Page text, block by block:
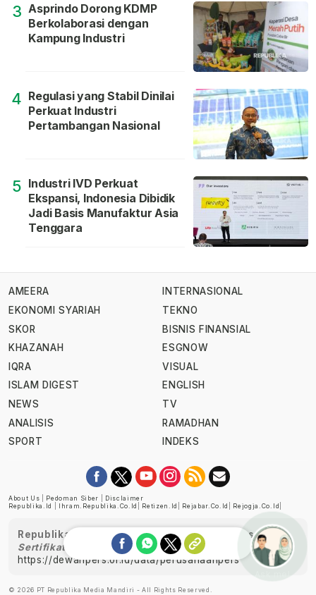
3 Asprindo Dorong KDMP
Berkolaborasi dengan
Kampung Industri
4 Regulasi yang Stabil Dinilai
Perkuat Industri
Pertambangan Nasional
5 Industri IVD Perkuat
Ekspansi, Indonesia Dibidik
Jadi Basis Manufaktur Asia
Tenggara
AMEERA
EKONOMI SYARIAH
SKOR
KHAZANAH
IQRA
ISLAM DIGEST
NEWS
ANALISIS
SPORT
INTERNASIONAL
TEKNO
BISNIS FINANSIAL
ESGNOW
VISUAL
ENGLISH
TV
RAMADHAN
INDEKS
About Us Pedoman Siber
Disclaimer
Republika.id
Ihram.republika.co.id Retizen.id Rejabar.co.id Rejogja.co.id
Republika telah diverifikasi oleh Dewan Pers
Sertifikat Nomor 1058/DP-Verifikasi/K/XII/2022
https://dewanpers.or.id/data/perusahaanpers
© 2026 PT Republika Media Mandiri - All Rights Reserved.
Ask me!